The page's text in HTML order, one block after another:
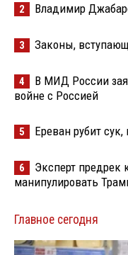
2 Владимир
3 Законы,
4
В МИД России
войне с Россией
5 Ереван рубит
6
Эксперт предрек
манипулировать
Главное сегодня